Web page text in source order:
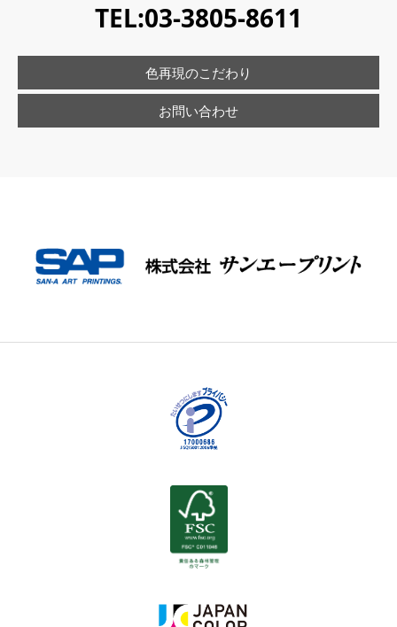
TEL:03-3805-8611
色再現のこだわり
お問い合わせ